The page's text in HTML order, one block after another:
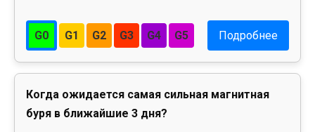
G0 G1 G2 G3 G4 G5 Подробнее
Когда ожидается самая сильная магнитная
буря в ближайшие 3 дня?